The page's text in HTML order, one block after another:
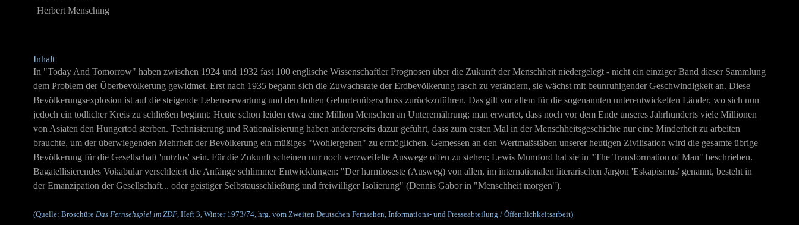
Herbert Mensching
Inhalt
In "Today And Tomorrow" haben zwischen 1924 und 1932 fast 100 englische Wissenschaftler Prognosen über die Zukunft der Menschheit niedergelegt - nicht ein einziger Band dieser Sammlung
dem Problem der Überbevölkerung gewidmet. Erst nach 1935 begann sich die Zuwachsrate der Erdbevölkerung rasch zu verändern, sie wächst mit beunruhigender Geschwindigkeit an. Diese
Bevölkerungsexplosion ist auf die steigende Lebenserwartung und den hohen Geburtenüberschuss zurückzuführen. Das gilt vor allem für die sogenannten unterentwickelten Länder, wo sich nun
jedoch ein tödlicher Kreis zu schließen beginnt: Heute schon leiden etwa eine Million Menschen an Unterernährung; man erwartet, dass noch vor dem Ende unseres Jahrhunderts viele Millionen
von Asiaten den Hungertod sterben. Technisierung und Rationalisierung haben andererseits dazur geführt, dass zum ersten Mal in der Menschheitsgeschichte nur eine Minderheit zu arbeiten
brauchte, um der überwiegenden Mehrheit der Bevölkerung ein müßiges "Wohlergehen" zu ermöglichen. Gemessen an den Wertmaßstäben unserer heutigen Zivilisation wird die gesamte übrige
Bevölkerung für die Gesellschaft 'nutzlos' sein. Für die Zukunft scheinen nur noch verzweifelte Auswege offen zu stehen; Lewis Mumford hat sie in "The Transformation of Man" beschrieben.
Bagatellisierendes Vokabular verschleiert die Anfänge schlimmer Entwicklungen: "Der harmloseste (Ausweg) von allen, im internationalen literarischen Jargon 'Eskapismus' genannt, besteht in
der Emanzipation der Gesellschaft... oder geistiger Selbstausschließung und freiwilliger Isolierung" (Dennis Gabor in "Menschheit morgen").
(Quelle: Broschüre Das Fernsehspiel im ZDF, Heft 3, Winter 1973/74, hrg. vom Zweiten Deutschen Fernsehen, Informations- und Presseabteilung / Öffentlichkeitsarbeit)